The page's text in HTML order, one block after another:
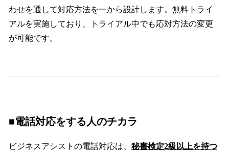
わせを通して対応方法を一から設計します。無料トライ
アルを実施しており、トライアル中でも応対方法の変更
が可能です。
■電話対応をする人のチカラ
ビジネスアシストの電話対応は、 秘書検定2級以上を持つ